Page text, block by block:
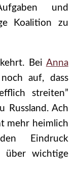
und
Koalition zu
Bei Anna
auf, dass
streiten”
Russland. Ach
mehr heimlich
Eindruck
über wichtige